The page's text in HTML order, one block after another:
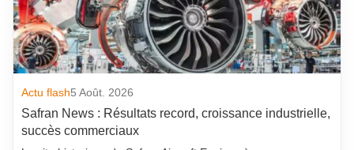
Actu flash5 Août. 2026
Safran News : Résultats record, croissance industrielle,
succès commerciaux